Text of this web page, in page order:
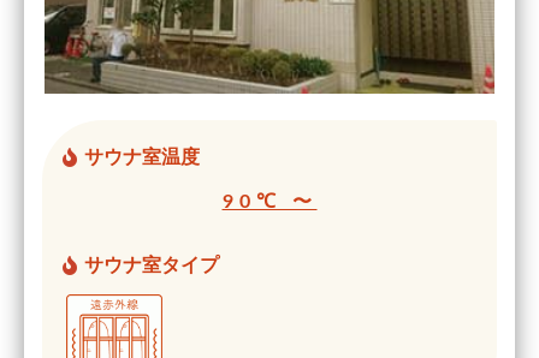
サウナ室温度
90℃ 〜
サウナ室タイプ